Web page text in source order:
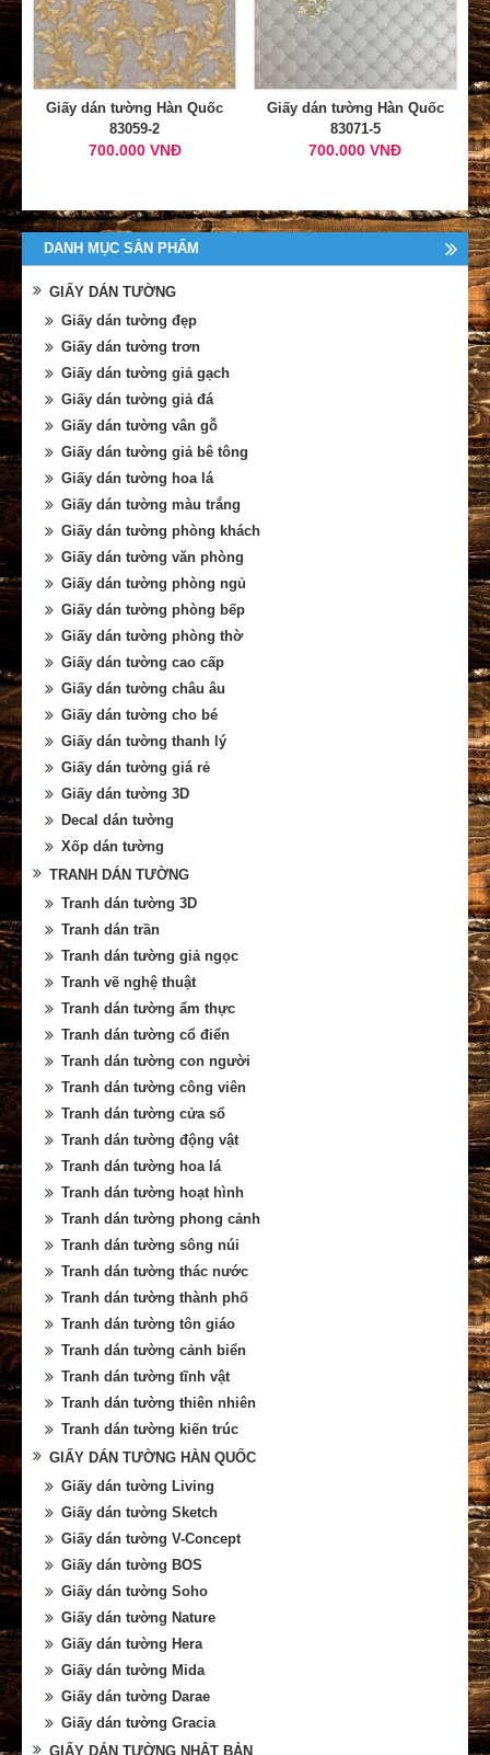
Giấy dán tường Hàn Quốc
83059-2
700.000 VNĐ
Giấy dán tường Hàn Quốc
83071-5
700.000 VNĐ
DANH MỤC SẢN PHẨM
GIẤY DÁN TƯỜNG
Giấy dán tường đẹp
Giấy dán tường trơn
Giấy dán tường giả gạch
Giấy dán tường giả đá
Giấy dán tường vân gỗ
Giấy dán tường giả bê tông
Giấy dán tường hoa lá
Giấy dán tường màu trắng
Giấy dán tường phòng khách
Giấy dán tường văn phòng
Giấy dán tường phòng ngủ
Giấy dán tường phòng bếp
Giấy dán tường phòng thờ
Giấy dán tường cao cấp
Giấy dán tường châu âu
Giấy dán tường cho bé
Giấy dán tường thanh lý
Giấy dán tường giá rẻ
Giấy dán tường 3D
Decal dán tường
Xốp dán tường
TRANH DÁN TƯỜNG
Tranh dán tường 3D
Tranh dán trần
Tranh dán tường giả ngọc
Tranh vẽ nghệ thuật
Tranh dán tường ẩm thực
Tranh dán tường cổ điển
Tranh dán tường con người
Tranh dán tường công viên
Tranh dán tường cửa sổ
Tranh dán tường động vật
Tranh dán tường hoa lá
Tranh dán tường hoạt hình
Tranh dán tường phong cảnh
Tranh dán tường sông núi
Tranh dán tường thác nước
Tranh dán tường thành phố
Tranh dán tường tôn giáo
Tranh dán tường cảnh biển
Tranh dán tường tĩnh vật
Tranh dán tường thiên nhiên
Tranh dán tường kiến trúc
GIẤY DÁN TƯỜNG HÀN QUỐC
Giấy dán tường Living
Giấy dán tường Sketch
Giấy dán tường V-Concept
Giấy dán tường BOS
Giấy dán tường Soho
Giấy dán tường Nature
Giấy dán tường Hera
Giấy dán tường Mida
Giấy dán tường Darae
Giấy dán tường Gracia
GIẤY DÁN TƯỜNG NHẬT BẢN